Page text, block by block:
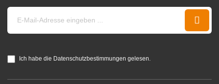
Ich habe die Datenschutzbestimmungen gelesen.